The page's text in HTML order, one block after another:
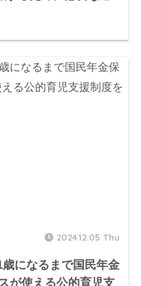
2024.12.05 Thu
になるまで国民年金
が使える公的育児支